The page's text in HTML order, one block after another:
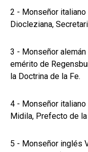
2 - Monseñor
Diocleziana,
3 - Monseñor
emérito de
la Doctrina de la Fe.
4 - Monseñor
Midila, Prefecto de
5 - Monseñor inglés